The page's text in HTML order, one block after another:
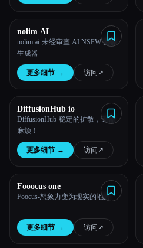
nolim AI
nolim.ai-未经审查 AI NSFW 图像
生成器
更多细节 → 访问 ↗︎
DiffusionHub io
DiffusionHub-稳定的扩散，无需
麻烦！
更多细节 → 访问 ↗︎
Fooocus one
Foocus-想象力变为现实的地方
更多细节 → 访问 ↗︎